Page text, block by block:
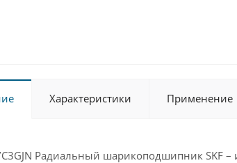
Характеристики Применение
C3GJN Радиальный шарикоподшипник SKF